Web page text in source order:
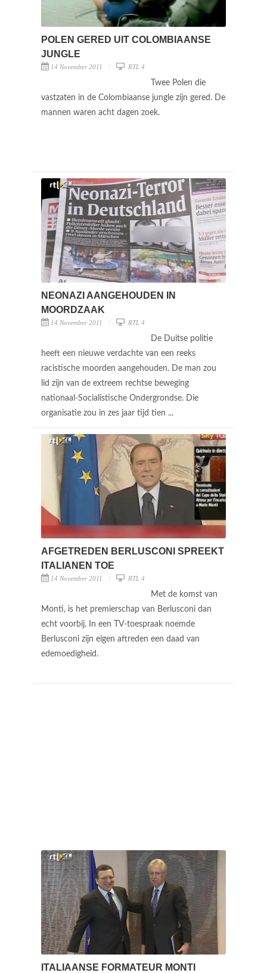
POLEN GERED UIT COLOMBIAANSE
JUNGLE
14 November 2011 RTL 4
Twee Polen die
vastzaten in de Colombiaanse jungle zijn gered. De
mannen waren acht dagen zoek.
NEONAZI AANGEHOUDEN IN
MOORDZAAK
14 November 2011 RTL 4
De Duitse politie
heeft een nieuwe verdachte van een reeks
racistische moorden aangehouden. De man zou
lid zijn van de extreem rechtse beweging
nationaal-Socialistische Ondergrondse. Die
organisatie zou in zes jaar tijd tien ...
AFGETREDEN BERLUSCONI SPREEKT
ITALIANEN TOE
14 November 2011 RTL 4
Met de komst van
Monti, is het premierschap van Berlusconi dan
echt voorbij. In een TV-toespraak noemde
Berlusconi zijn eigen aftreden een daad van
edemoedigheid.
ITALIAANSE FORMATEUR MONTI